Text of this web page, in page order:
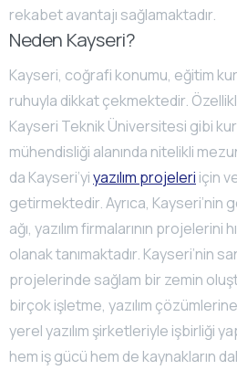
rekabet avantajı sağlamaktadır.
Neden Kayseri?
Kayseri, coğrafi konumu, eğitim
ruhuyla dikkat çekmektedir.
Kayseri Teknik Üniversitesi gibi
mühendisliği alanında nitelikli
da Kayseri’yiyazılım projeleri için
getirmektedir. Ayrıca, Kayseri’nin
ağı, yazılım firmalarının
olanak tanımaktadır. Kayseri’nin
projelerinde sağlam bir zemin
birçok işletme, yazılım
yerel yazılım şirketleriyle işbirliği
hem iş gücü hem de kaynakların